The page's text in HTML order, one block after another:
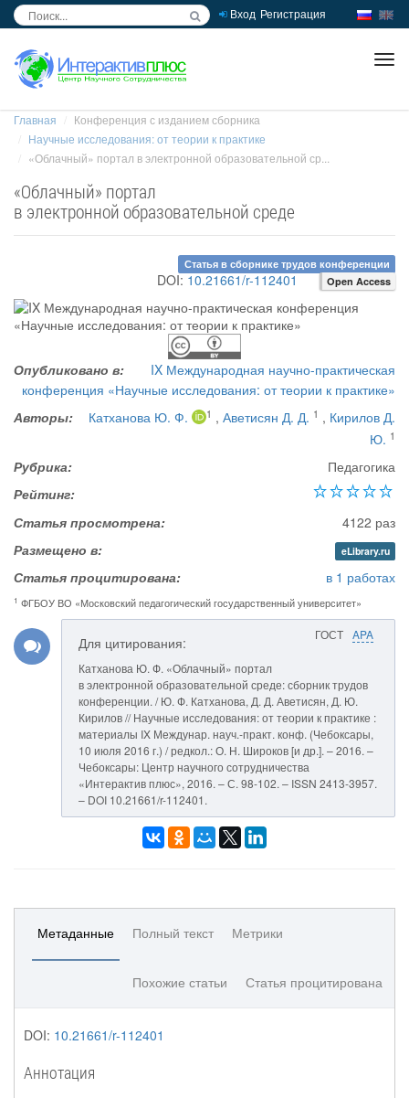
Вход Регистрация
Главная
Конференция с изданием сборника
Научные исследования: от теории к практике
«Облачный» портал в электронной образовательной ср...
«Облачный» портал
в электронной образовательной среде
Статья в сборнике трудов конференции
DOI: 10.21661/r-112401 Open Access
Опубликовано в:
IX Международная научно-практическая
конференция «Научные исследования: от теории к практике»
Авторы:
Катханова Ю. Ф. 1 , Аветисян Д. Д. 1 , Кирилов Д.
Ю. 1
Рубрика:
Педагогика
Рейтинг:
Статья просмотрена:
4122 раз
Размещено в:
eLibrary.ru
Статья процитирована: в 1 работах
1 ФГБОУ ВО «Московский педагогический государственный университет»
ГОСТ APA
Для цитирования:
Катханова Ю. Ф. «Облачный» портал
в электронной образовательной среде: сборник трудов
конференции. / Ю. Ф. Катханова, Д. Д. Аветисян, Д. Ю.
Кирилов // Научные исследования: от теории к практике :
материалы IX Междунар. науч.-практ. конф. (Чебоксары,
10 июля 2016 г.) / редкол.: О. Н. Широков [и др.]. – 2016. –
Чебоксары: Центр научного сотрудничества
«Интерактив плюс», 2016. – С. 98-102. – ISSN 2413-3957.
– DOI 10.21661/r-112401.
Метаданные Полный текст Метрики
Похожие статьи Статья процитирована
DOI: 10.21661/r-112401
Аннотация